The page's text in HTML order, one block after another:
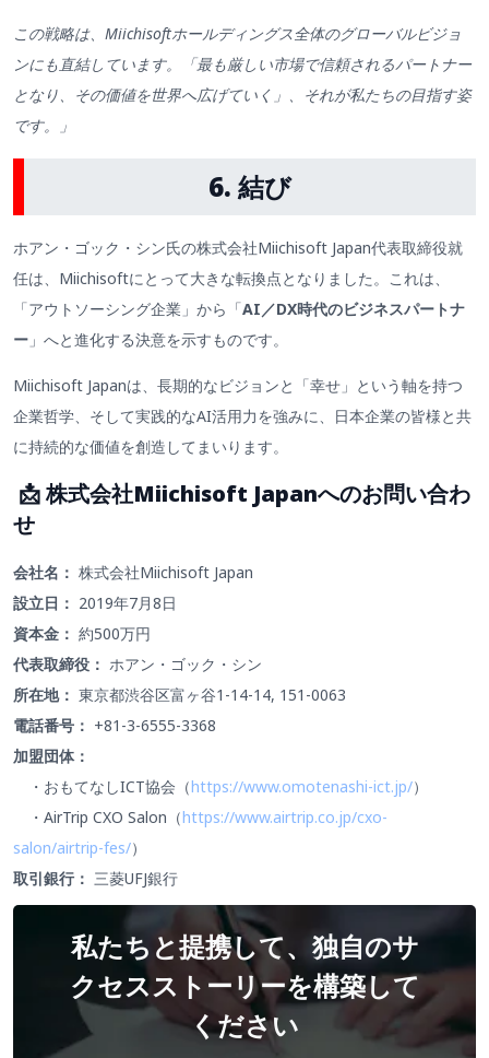
この戦略は、Miichisoftホールディングス全体のグローバルビジョ
ンにも直結しています。「最も厳しい市場で信頼されるパートナー
となり、その価値を世界へ広げていく」、それが私たちの目指す姿
です。」
6. 結び
ホアン・ゴック・シン氏の株式会社Miichisoft Japan代表取締役就
任は、Miichisoftにとって大きな転換点となりました。これは、
「アウトソーシング企業」から「AI／DX時代のビジネスパートナ
ー 」へと進化する決意を示すものです。
Miichisoft Japanは、長期的なビジョンと「幸せ」 という軸を持つ
企業哲学、そして実践的なAI活用力を強みに、日本企業の皆様と共
に持続的な価値を創造してまいります。
📩株式会社Miichisoft Japanへのお問い合わ
せ
会社名： 株式会社Miichisoft Japan
設立日： 2019年7月8日
資本金： 約500万円
代表取締役： ホアン・ゴック・シン
所在地： 東京都渋谷区富ヶ谷1-14-14, 151-0063
電話番号： +81-3-6555-3368
加盟団体：
・おもてなしICT協会（https://www.omotenashi-ict.jp/）
・AirTrip CXO Salon（https://www.airtrip.co.jp/cxo-
salon/airtrip-fes/）
取引銀行： 三菱UFJ銀行
私たちと提携して、独自のサ
クセスストーリーを構築して
ください